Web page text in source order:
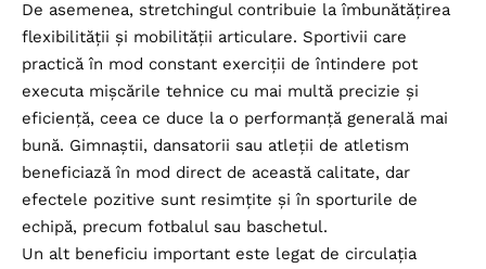
De asemenea, stretchingul contribuie la îmbunătățirea
flexibilității și mobilității articulare. Sportivii care
practică în mod constant exerciții de întindere pot
executa mișcările tehnice cu mai multă precizie și
eficiență, ceea ce duce la o performanță generală mai
bună. Gimnaștii, dansatorii sau atleții de atletism
beneficiază în mod direct de această calitate, dar
efectele pozitive sunt resimțite și în sporturile de
echipă, precum fotbalul sau baschetul.
Un alt beneficiu important este legat de circulația